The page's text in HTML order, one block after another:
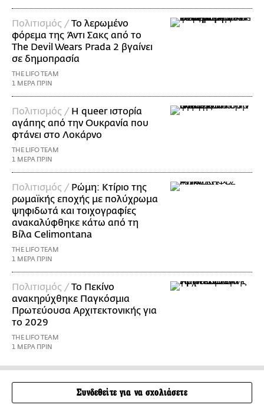
Πολιτισμός /Το λερωμένο
φόρεμα της Άντι Σακς από το
The Devil Wears Prada 2 βγαίνει
σε δημοπρασία
THE LIFO TEAM
1 ΜΕΡΑ ΠΡΙΝ
Πολιτισμός / Η queer ιστορία
αγάπης από την Ουκρανία που
φτάνει στο Λοκάρνο
THE LIFO TEAM
1 ΜΕΡΑ ΠΡΙΝ
Πολιτισμός / Ρώμη: Κτίριο της
ρωμαϊκής εποχής με πολύχρωμα
ψηφιδωτά και τοιχογραφίες
ανακαλύφθηκε κάτω από τη
Βίλα Celimontana
THE LIFO TEAM
1 ΜΕΡΑ ΠΡΙΝ
Πολιτισμός /Το Πεκίνο
ανακηρύχθηκε Παγκόσμια
Πρωτεύουσα Αρχιτεκτονικής για
το 2029
THE LIFO TEAM
1 ΜΕΡΑ ΠΡΙΝ
Συνδεθείτε για να σχολιάσετε